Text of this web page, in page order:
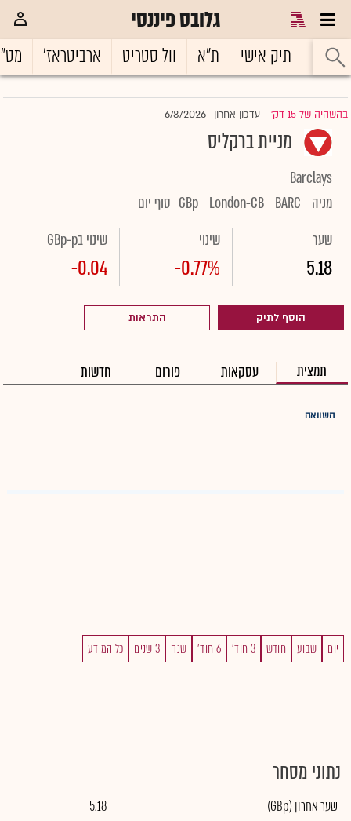
גלובס פיננסי
ראשי תיק אישי ת"א וול סטריט ארביטראז'
בהשהיה של 15 דק' |עדכון אחרון 6/8/2026
מניית ברקליס
Barclays
מניה
BARC
London-CB
GBp סוף יום
שער
5.18
שינוי
-0.77%
שינוי בGBp-p
-0.04
הוסף לתיק התראות
תמצית עסקאות פורום חדשות
השוואה
יום שבוע חודש 3 חוד' 6 חוד' שנה 3 שנים כל המידע
נתוני מסחר
שער אחרון (GBp)
5.18